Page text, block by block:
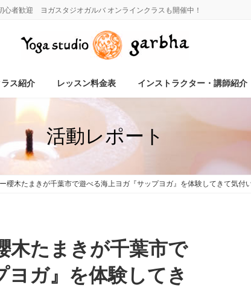
心者歓迎 ヨガスタジオガルバ オンラインクラスも開催中！
ラス紹介 レッスン料金表 インストラクター・講師紹介
活動レポート
櫻木たまきが千葉市で遊べる海上ヨガ『サップヨガ』を体験してきて気付
ガ』を体験してき